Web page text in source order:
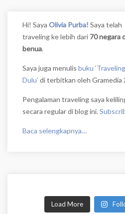
Hi! Saya Olivia Purba! Saya telah
traveling ke lebih dari 70 negara
benua.
Saya juga menulis buku
Dulu’ di terbitkan oleh Gramedia
Pengalaman traveling saya
secara regular di blog ini.
Baca selengkapnya…
Load More